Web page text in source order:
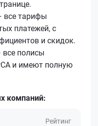
все тарифы
платежей, с
и скидок.
все полисы
и имеют полную
компаний:
Рейтинг